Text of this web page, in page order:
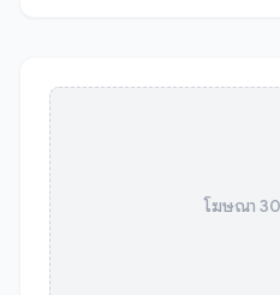
โฆษณา